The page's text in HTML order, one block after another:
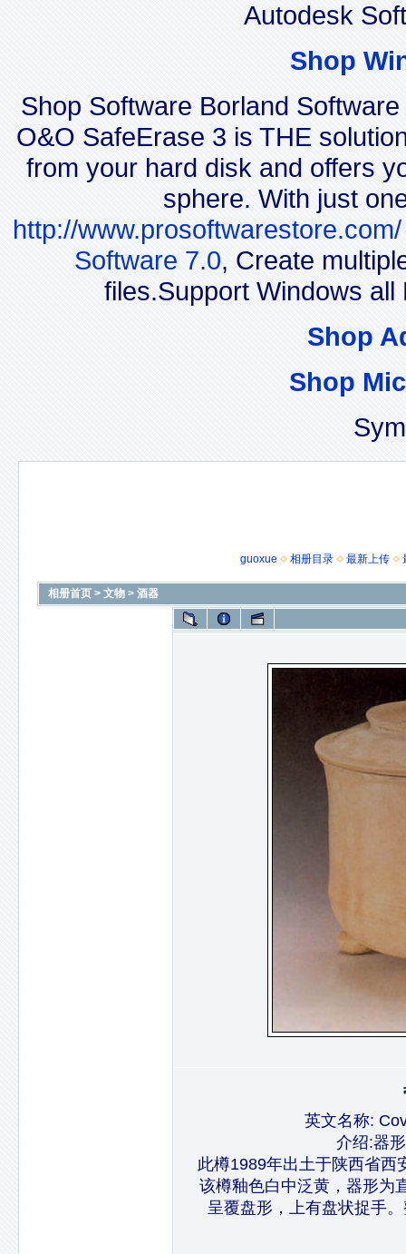
Autodesk
Shop
Shop Software Borland
O&O SafeErase 3 is THE
from your hard disk and offers
sphere. With just
http://www.prosoftwarestore.com/
Software 7.0, Create
files.Support Windows
Shop
Shop
guoxue 相册目录 最新上传
相册首页 > 文物 > 酒器
英文名称:
介绍:器
此樽1989年出土于陕西省西
该樽釉色白中泛黄，器形为
呈覆盘形，上有盘状捉手